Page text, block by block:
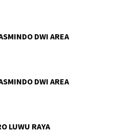
DWI AREA
DWI AREA
LUWU RAYA